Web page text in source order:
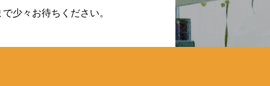
で少々お待ちください。